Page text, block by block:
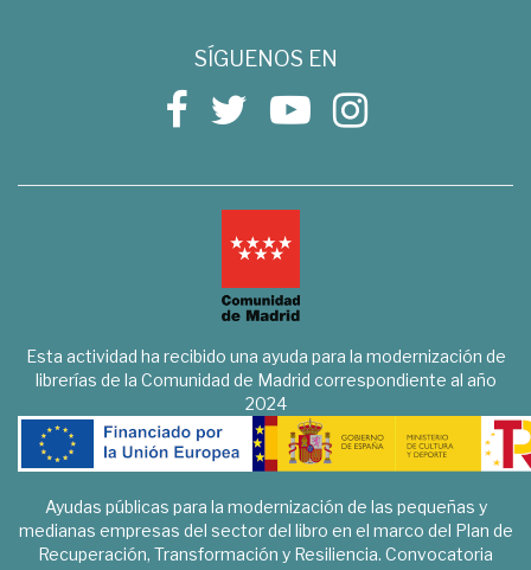
SÍGUENOS EN
Esta actividad ha recibido una ayuda para la modernización de
librerías de la Comunidad de Madrid correspondiente al año
2024
Ayudas públicas para la modernización de las pequeñas y
medianas empresas del sector del libro en el marco del Plan de
Recuperación, Transformación y Resiliencia. Convocatoria